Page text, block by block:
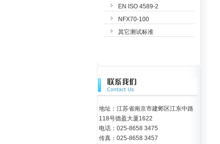
地址：江苏省南京市建邺区江东中路
118号德盈大厦1622
电话：025-8658 3475
传真：025-8658 3457
EN ISO 4589-2
NFX70-100
其它测试标准